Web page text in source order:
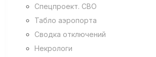
Спецпроект. СВО
Табло аэропорта
Сводка отключений
Некрологи